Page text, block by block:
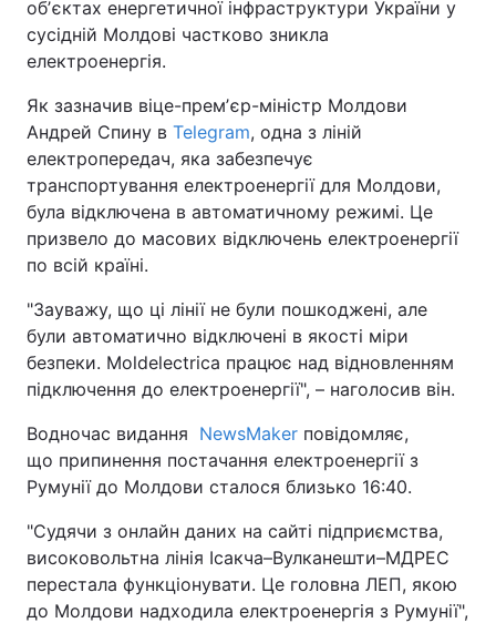
обʼєктах енергетичної інфраструктури України у
сусідній Молдові частково зникла
електроенергія.
Як зазначив віце-премʼєр-міністр Молдови
Андрей Спину в Telegram, одна з ліній
електропередач, яка забезпечує
транспортування електроенергії для Молдови,
була відключена в автоматичному режимі. Це
призвело до масових відключень електроенергії
по всій країні.
"Зауважу, що ці лінії не були пошкоджені, але
були автоматично відключені в якості міри
безпеки. Moldelectrica працює над відновленням
підключення до електроенергії", – наголосив він.
Водночас видання NewsMaker повідомляє,
що припинення постачання електроенергії з
Румунії до Молдови сталося близько 16:40.
"Судячи з онлайн даних на сайті підприємства,
високовольтна лінія Ісакча–Вулканешти–МДРЕС
перестала функціонувати. Це головна ЛЕП, якою
до Молдови надходила електроенергія з Румунії",